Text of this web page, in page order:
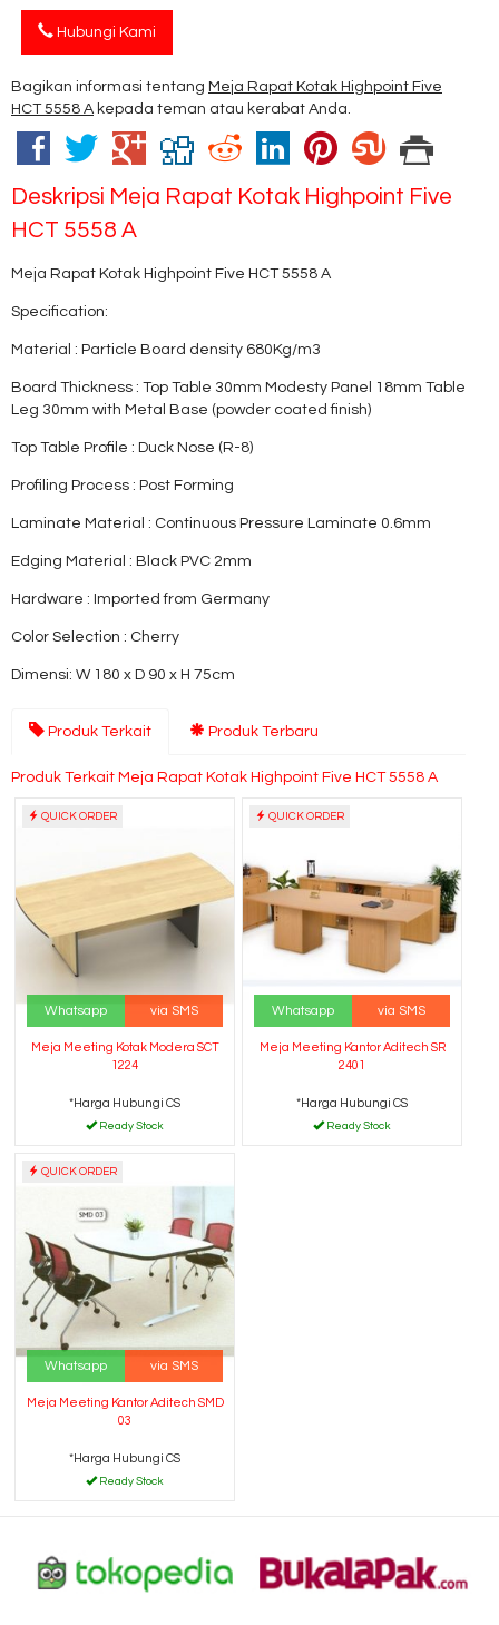
Hubungi Kami
Bagikan informasi tentang Meja Rapat Kotak Highpoint Five
HCT 5558 A kepada teman atau kerabat Anda.
Deskripsi Meja Rapat Kotak Highpoint Five
HCT 5558 A
Meja Rapat Kotak Highpoint Five HCT 5558 A
Specification:
Material : Particle Board density 680Kg/m3
Board Thickness : Top Table 30mm Modesty Panel 18mm Table
Leg 30mm with Metal Base (powder coated finish)
Top Table Profile : Duck Nose (R-8)
Profiling Process : Post Forming
Laminate Material : Continuous Pressure Laminate 0.6mm
Edging Material : Black PVC 2mm
Hardware : Imported from Germany
Color Selection : Cherry
Dimensi: W 180 x D 90 x H 75cm
Produk Terkait Produk Terbaru
Produk Terkait Meja Rapat Kotak Highpoint Five HCT 5558 A
QUICK ORDER
Whatsapp via SMS
Meja Meeting Kotak Modera SCT
1224
*Harga Hubungi CS
Ready Stock
QUICK ORDER
Whatsapp via SMS
Meja Meeting Kantor Aditech SR
2401
*Harga Hubungi CS
Ready Stock
QUICK ORDER
Whatsapp via SMS
Meja Meeting Kantor Aditech SMD
03
*Harga Hubungi CS
Ready Stock